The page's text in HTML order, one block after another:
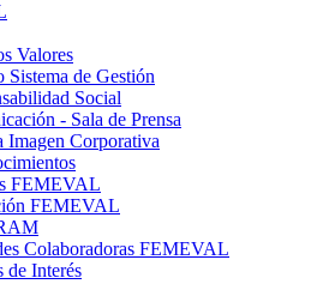
Valores
Sistema de Gestión
Social
- Sala de Prensa
Imagen Corporativa
FEMEVAL
FEMEVAL
Colaboradoras FEMEVAL
de Interés